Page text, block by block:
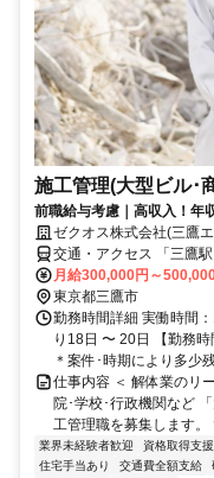
施工管理(大型ビル･
前職給与考慮｜高収入！年
ゼクオス株式会社(三鷹
交通・アクセス 「三鷹
月給300,000円～
東京都三鷹市
勤務時間詳細 実働時間
り18日 〜 20日 【勤務
＊案件･時期により多少
仕事内容 ＜ 解体業のリ
院･学校･行政機関など
工管理職を募集します。
業界未経験者歓迎 資格取得支
住宅手当あり
交通費全額支給